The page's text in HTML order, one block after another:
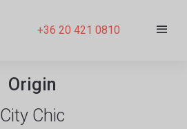
+36 20 421 0810
Origin
City Chic